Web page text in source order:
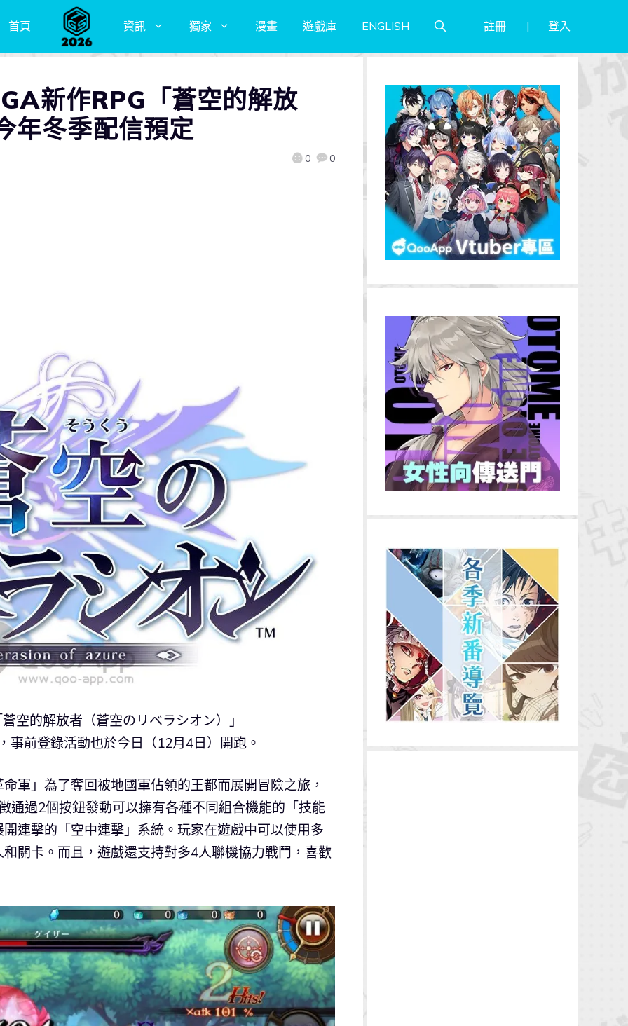
首頁 資訊 獨家 漫畫 遊戲庫 ENGLISH 註冊 登入
新作RPG「蒼空的解放
年冬季配信預定
0 0
空的解放者（蒼空のリベラシオン）」
前登錄活動也於今日（12月4日）開跑。
軍」為了奪回被地國軍佔領的王都而展開冒險之旅，
通過2個按鈕發動可以擁有各種不同組合機能的「技能
連擊的「空中連擊」系統。玩家在遊戲中可以使用多
關卡。而且，遊戲還支持對多4人聯機協力戰鬥，喜歡